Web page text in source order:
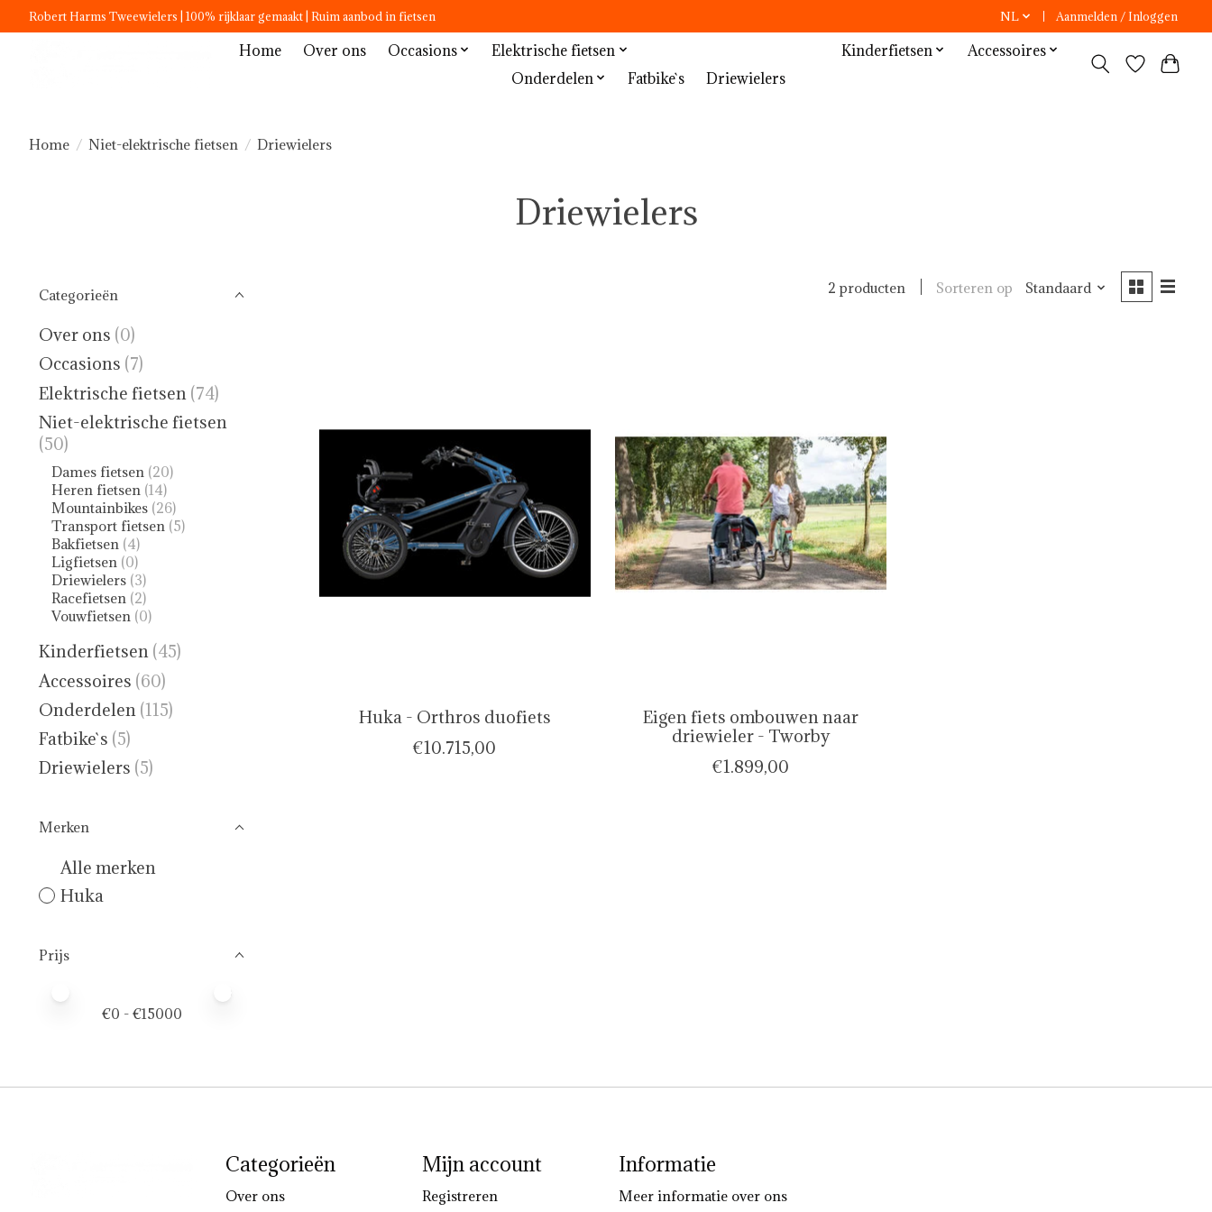
Robert Harms Tweewielers | 100% rijklaar gemaakt | Ruim aanbod in fietsen NL Aanmelden / Inloggen
Home Over ons Occasions Elektrische fietsen Kinderfietsen
Accessoires
Onderdelen
Fatbike`s Driewielers
Home / Niet-elektrische fietsen / Driewielers
Driewielers
Categorieën
Over ons (0)
Occasions (7)
Elektrische fietsen (74)
Niet-elektrische fietsen
(50)
Dames fietsen (20)
Heren fietsen (14)
Mountainbikes (26)
Transport fietsen (5)
Bakfietsen (4)
Ligfietsen (0)
Driewielers (3)
Racefietsen (2)
Vouwfietsen (0)
Kinderfietsen (45)
Accessoires (60)
Onderdelen (115)
Fatbike`s (5)
Driewielers (5)
Merken
Alle merken
Huka
Prijs
€0 - €15000
2 producten Sorteren op Standaard
Huka - Orthros duofiets
€10.715,00
Eigen fiets ombouwen naar
driewieler - Tworby
€1.899,00
Categorieën
Over ons
Mijn account
Registreren
Informatie
Meer informatie over ons